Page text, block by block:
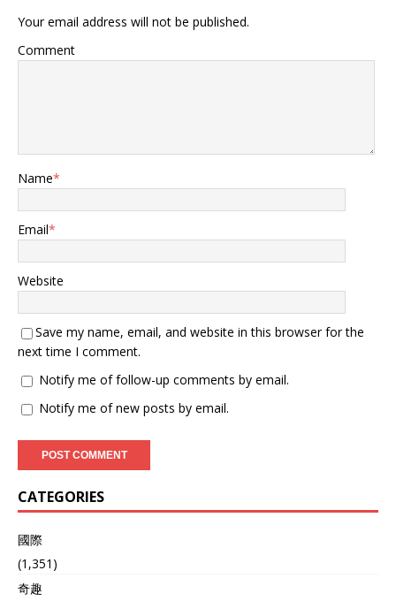
Your email address will not be published.
Comment
Name*
Email*
Website
Save my name, email, and website in this browser for the
next time I comment.
Notify me of follow-up comments by email.
Notify me of new posts by email.
CATEGORIES
國際
(1,351)
奇趣